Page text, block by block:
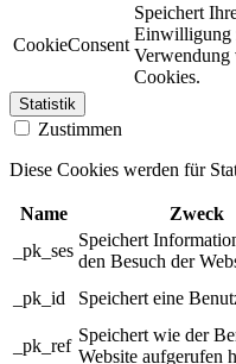
CookieConsent
Speichert
Einwilligung
Verwendung
Cookies.
Statistik
Zustimmen
Diese Cookies werden für
Name Zweck
_pk_ses
Speichert
den Besuch der
_pk_id Speichert eine
_pk_ref
Speichert wie der
Website aufgerufen